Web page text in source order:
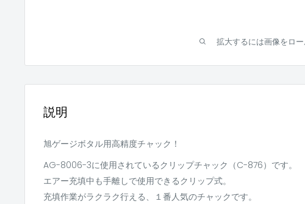
拡大するには画像をロ
説明
旭ゲージボタル用高精度チャック！
AG-8006-3に使用されているクリップチャック（C-876）です。
エアー充填中も手離しで使用できるクリップ式。
充填作業がラクラク行える、１番人気のチャックです。